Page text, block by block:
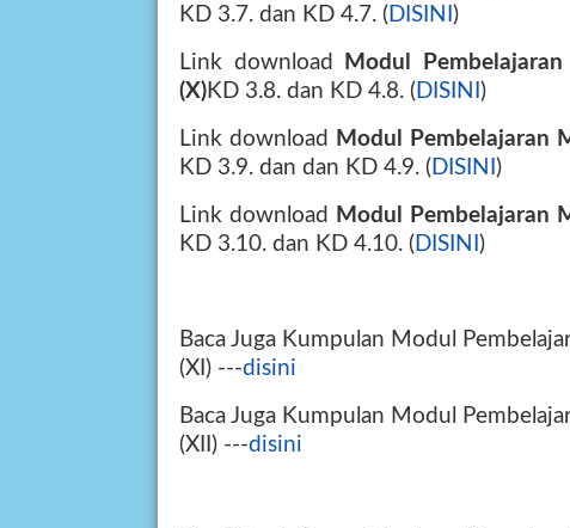
KD 3.7. dan KD 4.7. ( DISINI )
Link download
Modul
(X)KD 3.8. dan KD 4.8. ( DISINI )
Link download
Modul Pembelajaran
KD 3.9. dan dan KD 4.9. ( DISINI )
Link download
Modul Pembelajaran
KD 3.10. dan KD 4.10. ( DISINI )
Baca Juga Kumpulan Modul
(XI) ---disini
Baca Juga Kumpulan Modul
(XII) ---disini